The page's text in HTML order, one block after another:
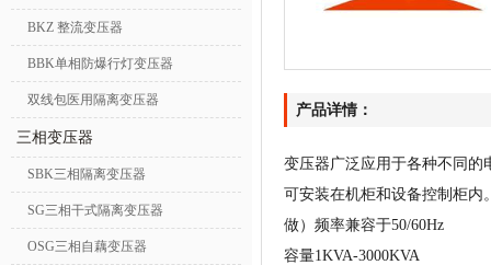
BKZ 整流变压器
BBK单相防爆行灯变压器
双线包医用隔离变压器
三相变压器
SBK三相隔离变压器
SG三相干式隔离变压器
OSG三相自藕变压器
产品详情：
变压器广泛应用于各种不同的
可安装在机柜和设备控制柜内
做）频率兼容于50/60Hz
容量1KVA-3000KVA